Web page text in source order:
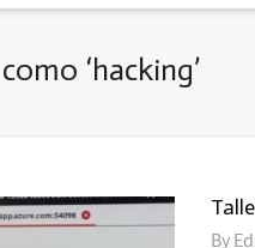
‘hacking’
By